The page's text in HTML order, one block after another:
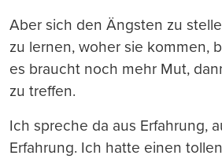
Aber sich den Ängsten zu
zu lernen, woher sie kommen,
es braucht noch mehr Mut,
zu treffen.
Ich spreche da aus Erfahrung,
Erfahrung. Ich hatte einen